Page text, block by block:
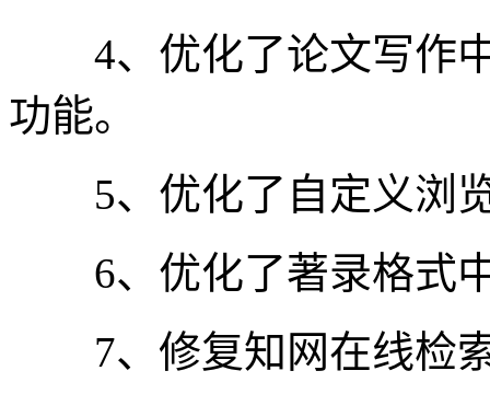
4、优化了论文写作中
功能。
5、优化了自定义浏览
6、优化了著录格式
7、修复知网在线检